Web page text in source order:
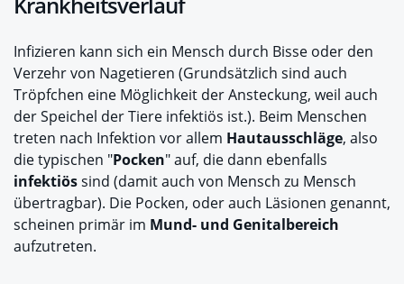
Infizieren kann sich ein Mensch durch Bisse oder den
Verzehr von Nagetieren (Grundsätzlich sind auch
Tröpfchen eine Möglichkeit der Ansteckung, weil auch
der Speichel der Tiere infektiös ist.). Beim Menschen
treten nach Infektion vor allem Hautausschläge, also
die typischen "Pocken" auf, die dann ebenfalls
infektiössind (damit auch von Mensch zu Mensch
übertragbar). Die Pocken, oder auch Läsionen genannt,
scheinen primär im Mund- und Genitalbereich
aufzutreten.